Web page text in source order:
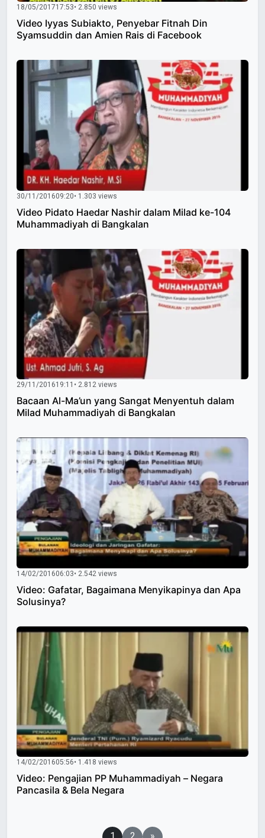
18/05/201717:53• 2.850 views
Video Iyyas Subiakto, Penyebar Fitnah Din
Syamsuddin dan Amien Rais di Facebook
30/11/201609:20• 1.303 views
Video Pidato Haedar Nashir dalam Milad ke-104
Muhammadiyah di Bangkalan
29/11/201619:11 • 2.812 views
Bacaan Al-Ma’un yang Sangat Menyentuh dalam
Milad Muhammadiyah di Bangkalan
14/02/201606:03• 2.542 views
Video: Gafatar, Bagaimana Menyikapinya dan Apa
Solusinya?
14/02/201605:56• 1.418 views
Video: Pengajian PP Muhammadiyah – Negara
Pancasila & Bela Negara